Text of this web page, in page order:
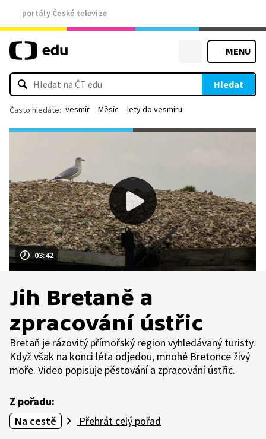
portály České televize
MENU
Hledat
Často hledáte: vesmír Měsíc lety do vesmíru
03:42
Jih Bretaně a
zpracování ústřic
Bretaň je rázovitý přímořský region vyhledávaný turisty.
Když však na konci léta odjedou, mnohé Bretonce živý
moře. Video popisuje pěstování a zpracování ústřic.
Z pořadu:
Na cestě
Přehrát celý pořad